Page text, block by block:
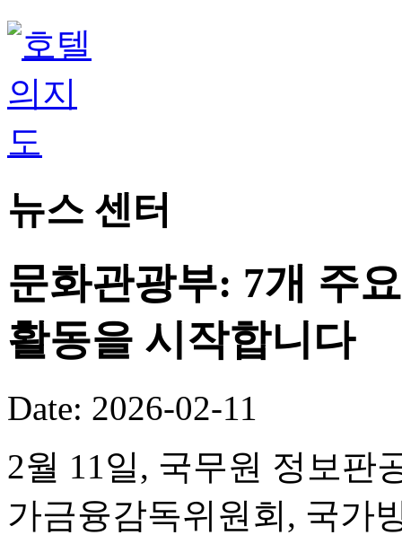
뉴스 센터
문화관광부: 7개 주
활동을 시작합니다
Date: 2026-02-11
2월 11일, 국무원 정보판
가금융감독위원회, 국가